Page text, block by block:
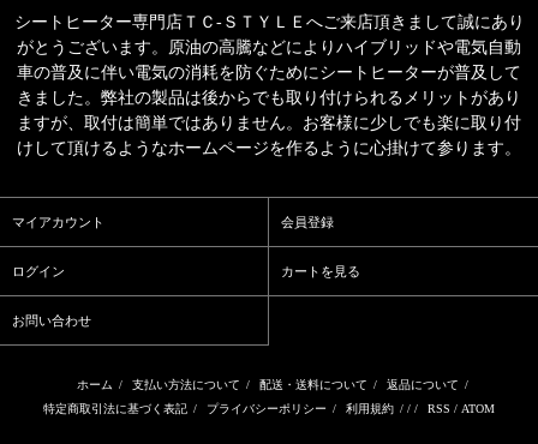
シートヒーター専門店ＴＣ‐ＳＴＹＬＥへご来店頂きまして誠にあり
がとうございます。原油の高騰などによりハイブリッドや電気自動
車の普及に伴い電気の消耗を防ぐためにシートヒーターが普及して
きました。弊社の製品は後からでも取り付けられるメリットがあり
ますが、取付は簡単ではありません。お客様に少しでも楽に取り付
けして頂けるようなホームページを作るように心掛けて参ります。
マイアカウント 会員登録
ログイン カートを見る
お問い合わせ
ホーム / 支払い方法について / 配送・送料について / 返品について /
特定商取引法に基づく表記 / プライバシーポリシー / 利用規約 / / / RSS / ATOM